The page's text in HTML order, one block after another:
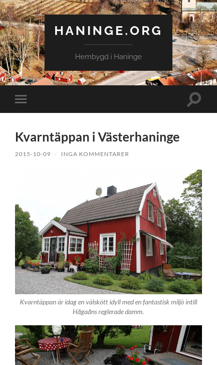
HANINGE.ORG
Hembygd i Haninge
Slå
på/av
Slå
Kvarntäppan i Västerhaninge
2015-10-09 / INGA KOMMENTARER
Kvarntäppan är idag en välskött idyll med en fantastisk miljö intill
Hågaåns reglerade damm.